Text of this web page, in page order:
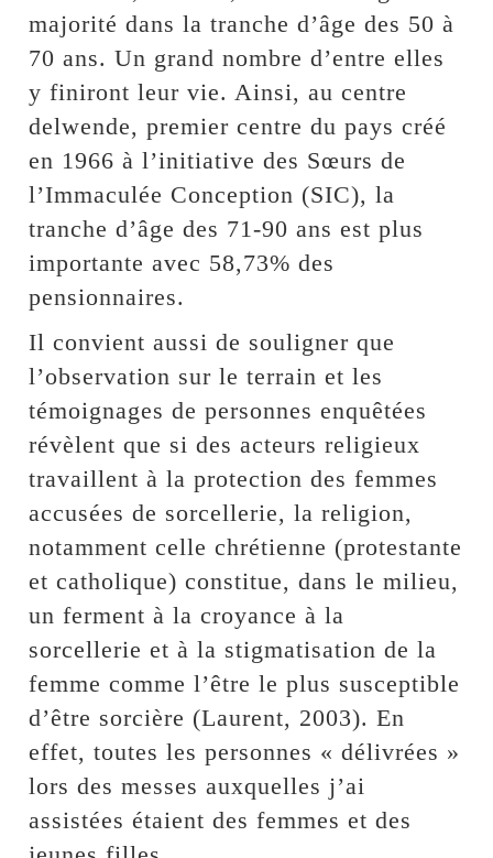
majorité dans la tranche d’âge des 50 à
70 ans. Un grand nombre d’entre elles
y finiront leur vie. Ainsi, au centre
delwende, premier centre du pays créé
en 1966 à l’initiative des Sœurs de
l’Immaculée Conception (SIC), la
tranche d’âge des 71-90 ans est plus
importante avec 58,73% des
pensionnaires.
Il convient aussi de souligner que
l’observation sur le terrain et les
témoignages de personnes enquêtées
révèlent que si des acteurs religieux
travaillent à la protection des femmes
accusées de sorcellerie, la religion,
notamment celle chrétienne (protestante
et catholique) constitue, dans le milieu,
un ferment à la croyance à la
sorcellerie et à la stigmatisation de la
femme comme l’être le plus susceptible
d’être sorcière (Laurent, 2003). En
effet, toutes les personnes « délivrées »
lors des messes auxquelles j’ai
assistées étaient des femmes et des